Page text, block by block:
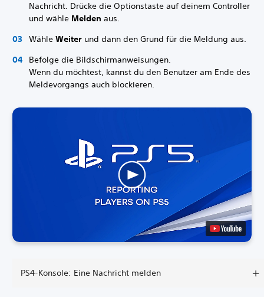
Nachricht. Drücke die Optionstaste auf deinem Controller
und wähle Melden aus.
Wähle Weiter und dann den Grund für die Meldung aus.
Befolge die Bildschirmanweisungen.
Wenn du möchtest, kannst du den Benutzer am Ende des
Meldevorgangs auch blockieren.
PS4-Konsole: Eine Nachricht melden